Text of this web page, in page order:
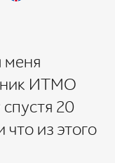
меня
ИТМО
20
из этого